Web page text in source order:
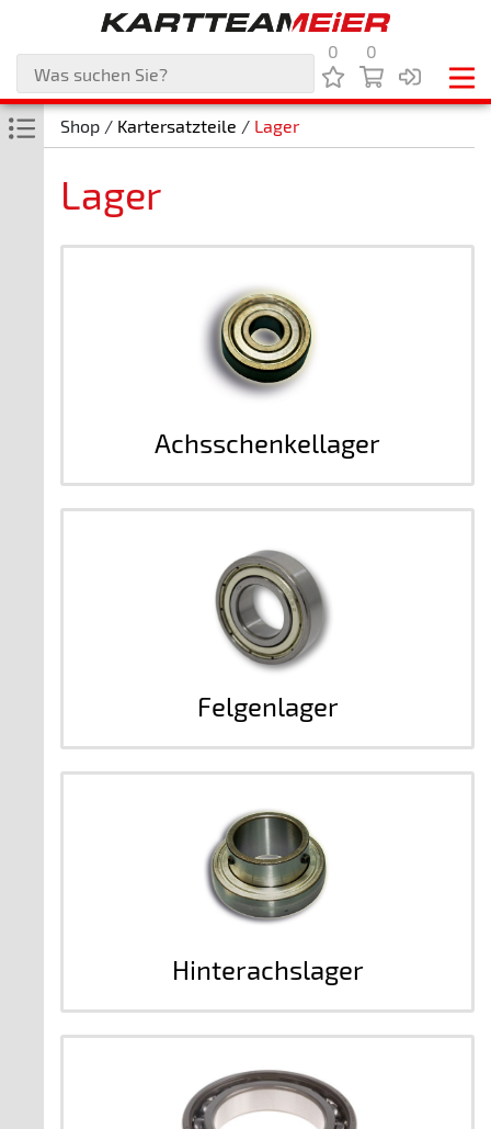
0 0
Shop / Kartersatzteile / Lager
Lager
Achsschenkellager
Felgenlager
Hinterachslager